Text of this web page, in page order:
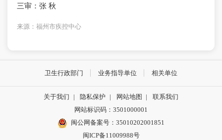
三审：张 秋
来源：福州市疾控中心
卫生行政部门 业务指导单位 相关单位
关于我们 | 隐私保护 | 网站地图 |
联系我们
网站标识码：3501000001
闽公网备案号：35010202001851
闽ICP备11009988号